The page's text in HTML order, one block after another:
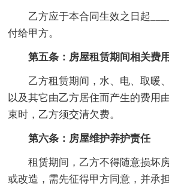
乙方应于本合同生效之日起
付给甲方。
第五条：房屋租赁期间相关费
乙方租赁期间，水、电、取暖
以及其它由乙方居住而产生的费用
束时，乙方须交清欠费。
第六条：房屋维护养护责任
租赁期间，乙方不得随意损坏
或改造，需先征得甲方同意，并承